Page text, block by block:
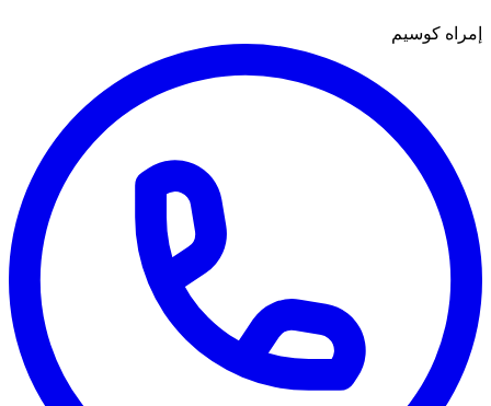
إمراه كوسيم